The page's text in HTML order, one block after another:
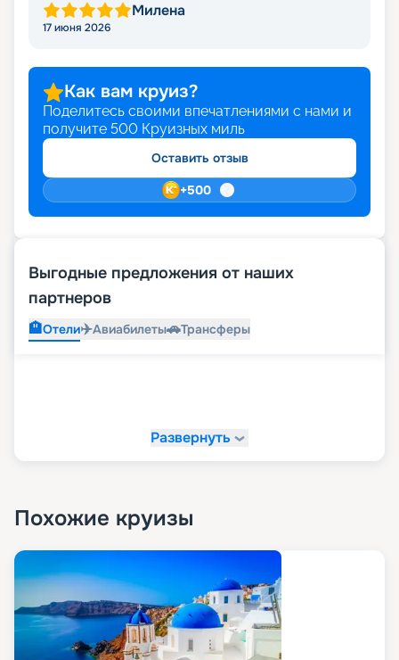
Милена
17 июня 2026
Как вам круиз?
Поделитесь своими впечатлениями с нами и
получите 500 Круизных миль
Оставить отзыв
+500
Выгодные предложения от наших
партнеров
🏨Отели✈️Авиабилеты🚗Трансферы
Развернуть
Похожие круизы